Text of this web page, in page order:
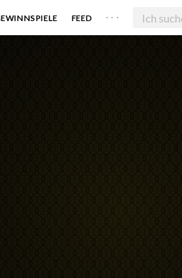
FEED . . .